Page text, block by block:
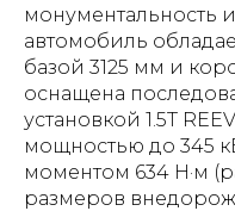
монументальность
автомобиль
базой 3125 мм и
оснащена
установкой 1.5T
мощностью до 345
моментом 634 Н·м
размеров